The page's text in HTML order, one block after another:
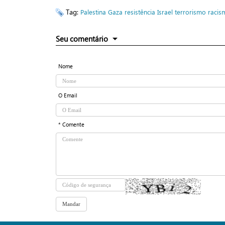
Tag: Palestina Gaza resistência Israel terrorismo
Seu comentário
Nome
O Email
* Comente